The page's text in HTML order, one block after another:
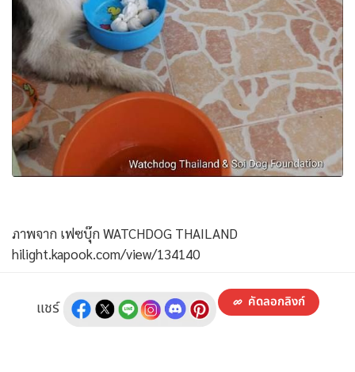
ภาพจาก เฟซบุ๊ก WATCHDOG THAILAND
hilight.kapook.com/view/134140
แชร์ คัดลอกลิงก์